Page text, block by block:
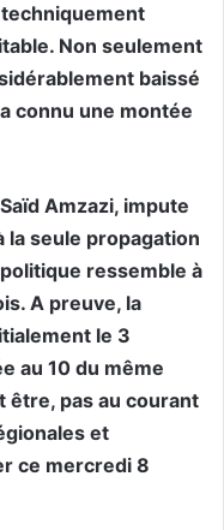
Non seulement
baissé
connu une montée
Amzazi, impute
seule propagation
ressemble à
A preuve, la
le 3
au 10 du même
être, pas au courant
et
ce mercredi 8